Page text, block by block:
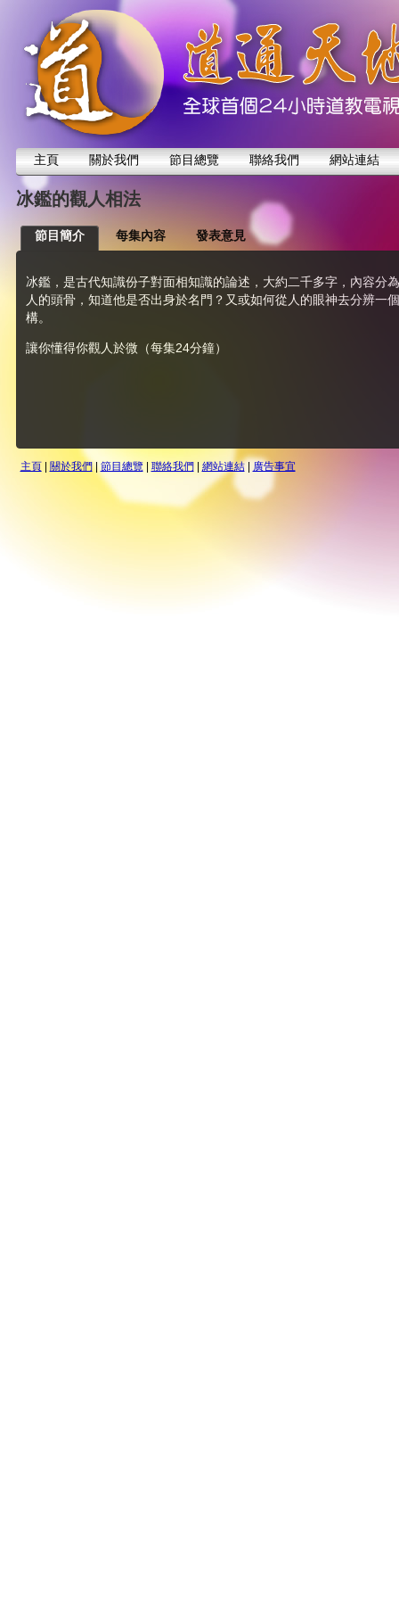
主頁 關於我們 節目總覽 聯絡我們 網站連結
冰鑑的觀人相法
節目簡介 每集內容 發表意見
冰鑑，是古代知識份子對面相知識的論述，大約二千多字，內容分
人的頭骨，知道他是否出身於名門？又或如何從人的眼神去分辨一
構。
讓你懂得你觀人於微（每集24分鐘）
主頁| 關於我們| 節目總覽| 聯絡我們| 網站連結| 廣告事宜